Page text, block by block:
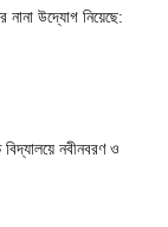
নানা উদ্যোগ নিয়েছে:
নবীনবরণ ও